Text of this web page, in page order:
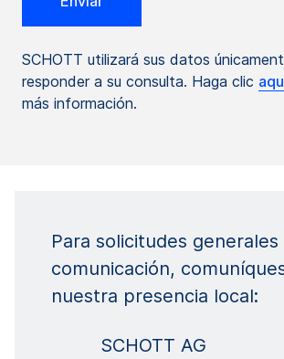
SCHOTT utilizará sus datos
responder a su consulta. Haga clic
más información.
Para solicitudes generales
comunicación,
nuestra presencia local:
SCHOTT AG